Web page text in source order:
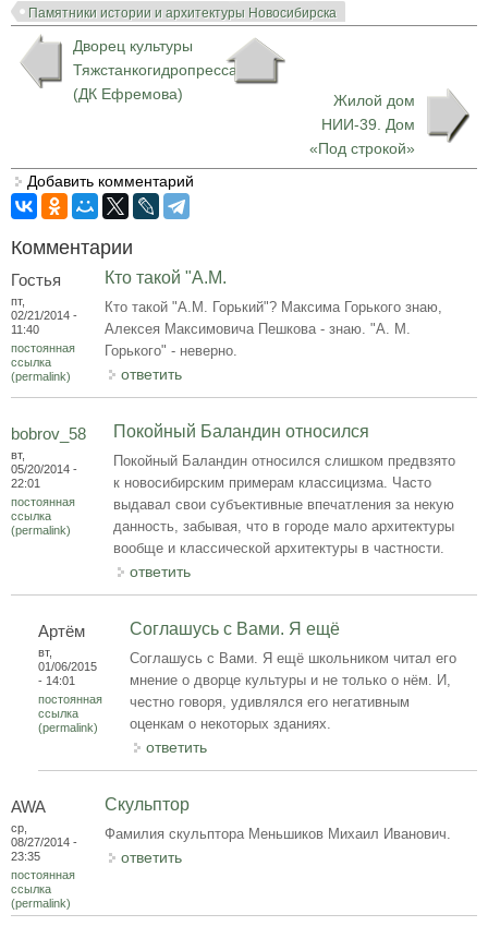
Памятники истории и архитектуры Новосибирска
Дворец культуры
Тяжстанкогидропресса
(ДК Ефремова)
Жилой дом
НИИ-39. Дом
«Под строкой»
Добавить комментарий
Комментарии
Гостья
пт,
02/21/2014 -
11:40
постоянная
ссылка
(permalink)
Кто такой "А.М.
Кто такой "А.М. Горький"? Максима Горького знаю,
Алексея Максимовича Пешкова - знаю. "А. М.
Горького" - неверно.
ответить
bobrov_58
вт,
05/20/2014 -
22:01
постоянная
ссылка
(permalink)
Покойный Баландин относился
Покойный Баландин относился слишком предвзято
к новосибирским примерам классицизма. Часто
выдавал свои субъективные впечатления за некую
данность, забывая, что в городе мало архитектуры
вообще и классической архитектуры в частности.
ответить
Артём
вт,
01/06/2015
- 14:01
постоянная
ссылка
(permalink)
Соглашусь с Вами. Я ещё
Соглашусь с Вами. Я ещё школьником читал его
мнение о дворце культуры и не только о нём. И,
честно говоря, удивлялся его негативным
оценкам о некоторых зданиях.
ответить
AWA
ср,
08/27/2014 -
23:35
постоянная
ссылка
(permalink)
Скульптор
Фамилия скульптора Меньшиков Михаил Иванович.
ответить